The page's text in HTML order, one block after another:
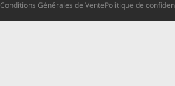
Conditions Générales de VentePolitique de